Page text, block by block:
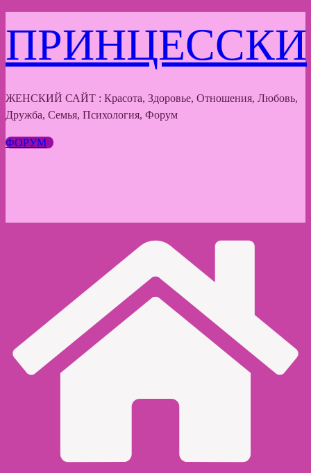
к
содержимому
ПРИНЦЕССКИ
ЖЕНСКИЙ САЙТ : Красота, Здоровье, Отношения, Любовь,
Дружба, Семья, Психология, Форум
ФОРУМ